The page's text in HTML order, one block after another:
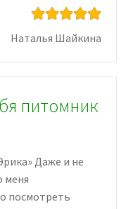
Наталья Шайкина
питомник
Даже и не
меня
посмотреть